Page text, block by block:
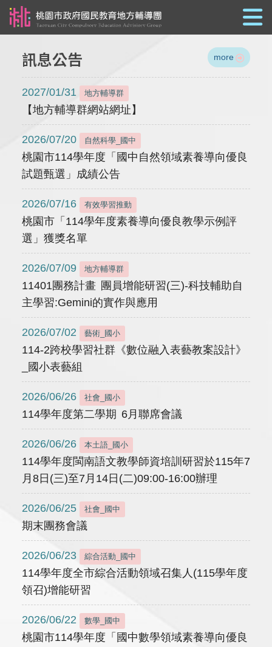
訊息公告 more
2027/01/31 地方輔導群
【地方輔導群網站網址】
2026/07/20 自然科學_國中
桃園市114學年度「國中自然領域素養導向優良
試題甄選」成績公告
2026/07/16 有效學習推動
桃園市「114學年度素養導向優良教學示例評
選」獲獎名單
2026/07/09 地方輔導群
11401團務計畫 團員增能研習(三)-科技輔助自
主學習:Gemini的實作與應用
2026/07/02 藝術_國小
114-2跨校學習社群《數位融入表藝教案設計》
_國小表藝組
2026/06/26 社會_國小
114學年度第二學期 6月聯席會議
2026/06/26 本土語_國小
114學年度閩南語文教學師資培訓研習於115年7
月8日(三)至7月14日(二)09:00-16:00辦理
2026/06/25 社會_國中
期末團務會議
2026/06/23 綜合活動_國中
114學年度全市綜合活動領域召集人(115學年度
領召)增能研習
2026/06/22 數學_國中
桃園市114學年度「國中數學領域素養導向優良